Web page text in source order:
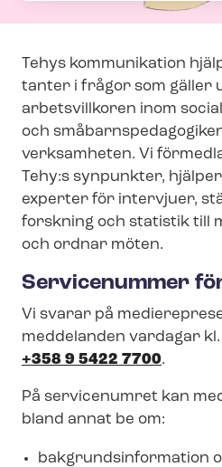
Tehys kommunikation
tan­ter i frågor som gäller
arbetsvillkoren inom
och
verk­sam­he­ten. Vi
Tehy:s synpunkter,
experter för intervjuer,
forskning och statistik till
och ordnar möten.
Servicenummer
Vi svarar på
meddelanden vardagar
+358 9 5422 7700.
På servicenumret kan
bland annat be om:
bak­grunds­in­for­ma­tion